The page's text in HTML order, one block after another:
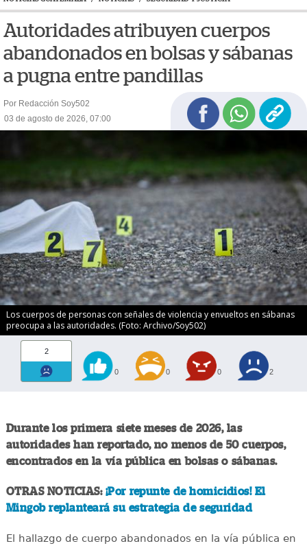
Autoridades atribuyen cuerpos
abandonados en bolsas y sábanas
a pugna entre pandillas
Por Redacción Soy502
03 de agosto de 2026, 07:00
Los cuerpos de personas con señales de violencia y envueltos en sábanas
preocupa a las autoridades. (Foto: Archivo/Soy502)
2
0 0 0 2
Durante los primera siete meses de 2026, las
autoridades han reportado, no menos de 50 cuerpos,
encontrados en la vía pública en bolsas o sábanas.
OTRAS NOTICIAS: ¡Por repunte de homicidios! El
Mingob replanteará su estrategia de seguridad
El hallazgo de cuerpo abandonados en la vía pública en